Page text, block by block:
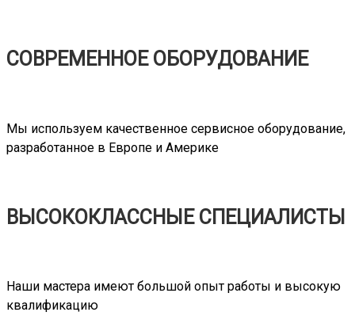
СОВРЕМЕННОЕ ОБОРУДОВАНИЕ
Мы используем качественное сервисное оборудование,
разработанное в Европе и Америке
ВЫСОКОКЛАССНЫЕ СПЕЦИАЛИСТЫ
Наши мастера имеют большой опыт работы и высокую
квалификацию